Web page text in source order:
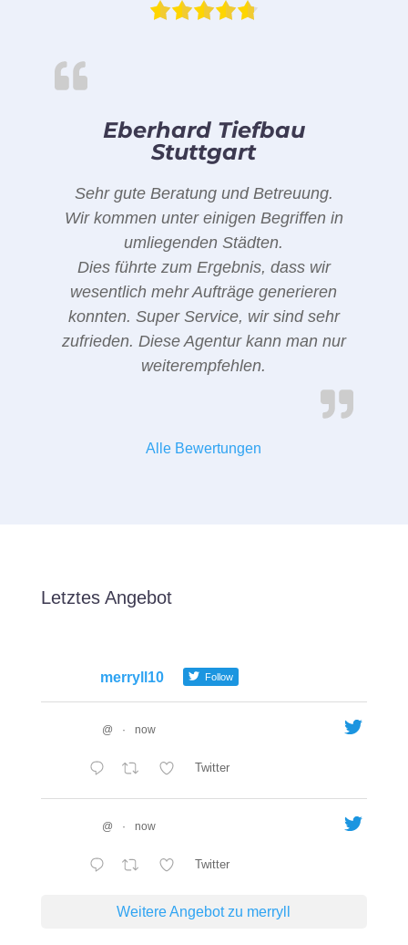
Eberhard Tiefbau
Stuttgart
Sehr gute Beratung und Betreuung.
Wir kommen unter einigen Begriffen in
umliegenden Städten.
Dies führte zum Ergebnis, dass wir
wesentlich mehr Aufträge generieren
konnten. Super Service, wir sind sehr
zufrieden. Diese Agentur kann man nur
weiterempfehlen.
Alle Bewertungen
Letztes Angebot
merryll10 Follow
@ · now
Twitter
@ · now
Twitter
Weitere Angebot zu merryll